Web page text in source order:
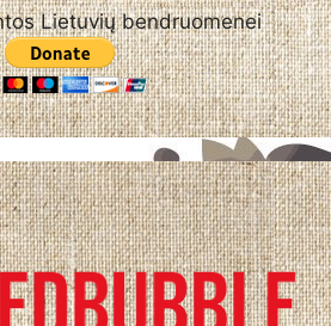
Lietuvių bendruomenei